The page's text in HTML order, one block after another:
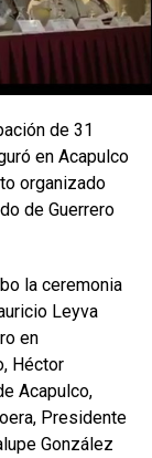
de 31
en Acapulco
organizado
de Guerrero
la ceremonia
Leyva
en
Héctor
Acapulco,
Presidente
González